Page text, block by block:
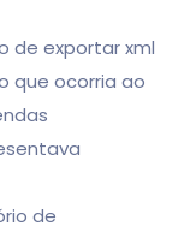
de exportar xml
que ocorria ao
de